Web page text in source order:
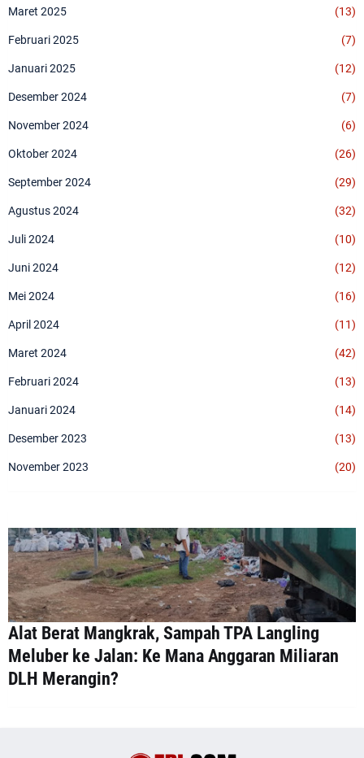
Maret 2025 (13)
Februari 2025 (7)
Januari 2025 (12)
Desember 2024 (7)
November 2024 (6)
Oktober 2024 (26)
September 2024 (29)
Agustus 2024 (32)
Juli 2024 (10)
Juni 2024 (12)
Mei 2024 (16)
April 2024 (11)
Maret 2024 (42)
Februari 2024 (13)
Januari 2024 (14)
Desember 2023 (13)
November 2023 (20)
Alat Berat Mangkrak, Sampah TPA Langling
Meluber ke Jalan: Ke Mana Anggaran Miliaran
DLH Merangin?